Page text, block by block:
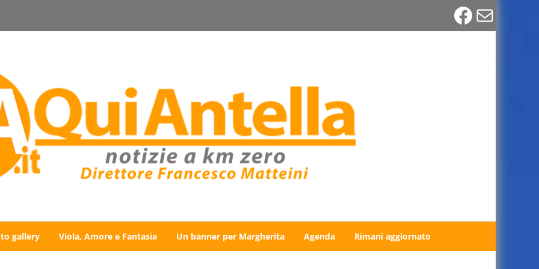
Email
gallery Viola, Amore e Fantasia Un banner per Margherita Agenda Rimani aggiornato